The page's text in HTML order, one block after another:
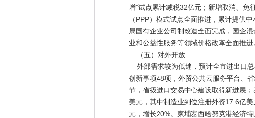
增”试点累计减税32亿元；新增取消、免
（PPP）模式试点全面推进，累计提供
属国有企业公司制改造全面完成，国企
业和公益性服务等领域价格改革全面推
（五）对外开放
外部需求较为低迷，预计全市进出口
创新事项48项，外贸公共云服务平台、
节，省级进口交易中心建设取得新进展
美元，其中制造业到位注册外资17.6亿
元，增长20%。柬埔寨西哈努克港经济